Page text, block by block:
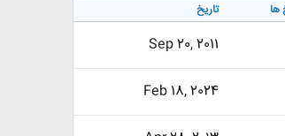
ها تاریخ
Sep 20, 2011
Feb 18, 2024